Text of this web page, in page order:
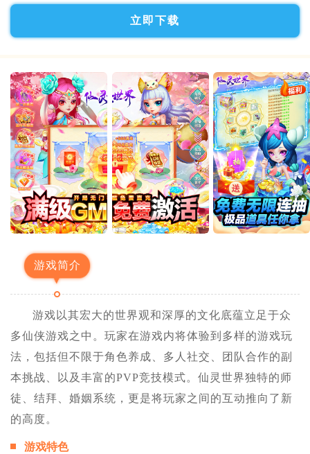
立即下载
游戏简介
游戏以其宏大的世界观和深厚的文化底蕴立足于众
多仙侠游戏之中。玩家在游戏内将体验到多样的游戏玩
法，包括但不限于角色养成、多人社交、团队合作的副
本挑战、以及丰富的PVP竞技模式。仙灵世界独特的师
徒、结拜、婚姻系统，更是将玩家之间的互动推向了新
的高度。
游戏特色